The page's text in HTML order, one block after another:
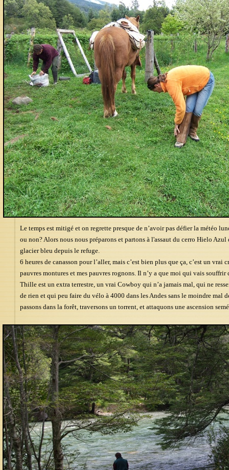
Le temps est mitigé et on regrette presque de n’avoir pas défier la météo
ou non? Alors nous nous préparons et partons à l'assaut du cerro Hielo Azul
glacier bleu depuis le refuge.
6 heures de canasson pour l’aller, mais c’est bien plus que ça, c’est un vrai
pauvres montures et mes pauvres rognons. Il n’y a que moi qui vais souffrir
Thille est un extra terrestre, un vrai Cowboy qui n’a jamais mal, qui ne
de rien et qui peu faire du vélo à 4000 dans les Andes sans le moindre mal
passons dans la forêt, traversons un torrent, et attaquons une ascension